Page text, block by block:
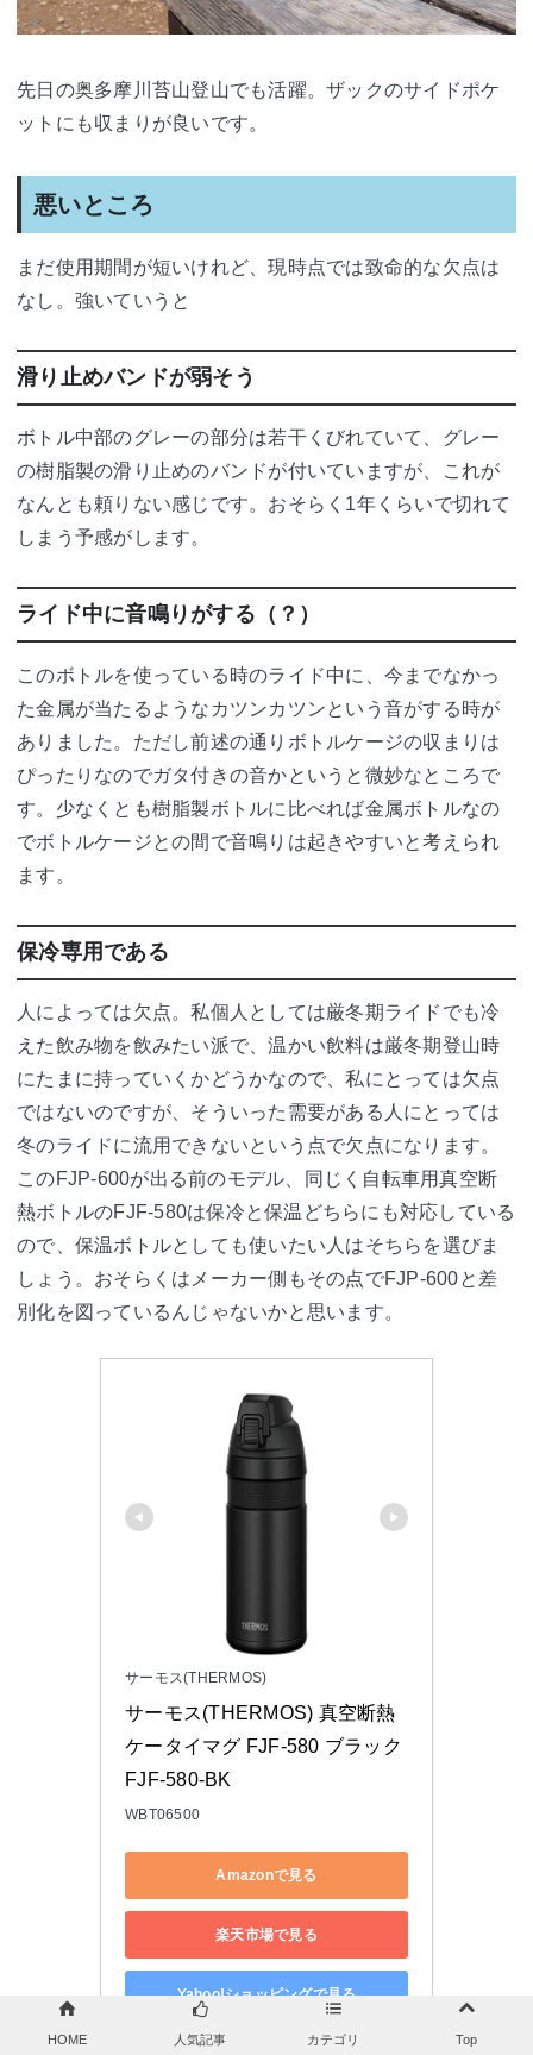
HOME 人気記事 カテゴリ Top
先日の奥多摩川苔山登山でも活躍。ザックのサイドポケ
ットにも収まりが良いです。
悪いところ
まだ使用期間が短いけれど、現時点では致命的な欠点は
なし。強いていうと
滑り止めバンドが弱そう
ボトル中部のグレーの部分は若干くびれていて、グレー
の樹脂製の滑り止めのバンドが付いていますが、これが
なんとも頼りない感じです。おそらく1年くらいで切れて
しまう予感がします。
ライド中に音鳴りがする（？）
このボトルを使っている時のライド中に、今までなかっ
た金属が当たるようなカツンカツンという音がする時が
ありました。ただし前述の通りボトルケージの収まりは
ぴったりなのでガタ付きの音かというと微妙なところで
す。少なくとも樹脂製ボトルに比べれば金属ボトルなの
でボトルケージとの間で音鳴りは起きやすいと考えられ
ます。
保冷専用である
人によっては欠点。私個人としては厳冬期ライドでも冷
えた飲み物を飲みたい派で、温かい飲料は厳冬期登山時
にたまに持っていくかどうかなので、私にとっては欠点
ではないのですが、そういった需要がある人にとっては
冬のライドに流用できないという点で欠点になります。
このFJP-600が出る前のモデル、同じく自転車用真空断
熱ボトルのFJF-580は保冷と保温どちらにも対応している
ので、保温ボトルとしても使いたい人はそちらを選びま
しょう。おそらくはメーカー側もその点でFJP-600と差
別化を図っているんじゃないかと思います。
サーモス(THERMOS)
サーモス(THERMOS) 真空断熱
ケータイマグ FJF-580 ブラック
FJF-580-BK
WBT06500
Amazonで見る
楽天市場で見る
Yahoo!ショッピングで見る